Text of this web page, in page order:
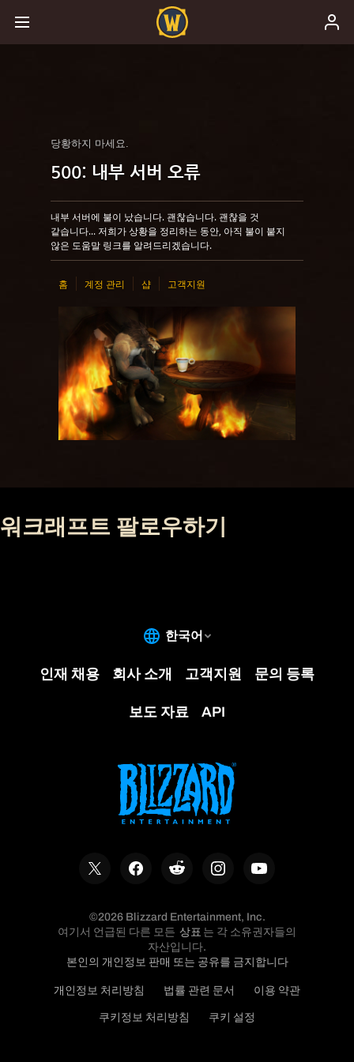
당황하지 마세요.
500: 내부 서버 오류
내부 서버에 불이 났습니다. 괜찮습니다. 괜찮을 것
같습니다... 저희가 상황을 정리하는 동안, 아직 불이 붙지
않은 도움말 링크를 알려드리겠습니다.
홈 계정 관리 샵 고객지원
워크래프트 팔로우하기